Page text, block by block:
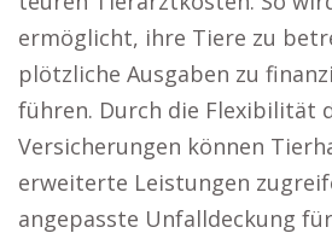
ermöglicht, ihre Tiere zu
plötzliche Ausgaben zu
führen. Durch die Flexibilität
Versicherungen können
erweiterte Leistungen
angepasste Unfalldeckung